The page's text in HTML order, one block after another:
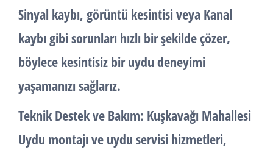
Sinyal kaybı, görüntü kesintisi veya Kanal
kaybı gibi sorunları hızlı bir şekilde çözer,
böylece kesintisiz bir uydu deneyimi
yaşamanızı sağlarız.
Teknik Destek ve Bakım: Kuşkavağı Mahallesi
Uydu montajı ve uydu servisi hizmetleri,